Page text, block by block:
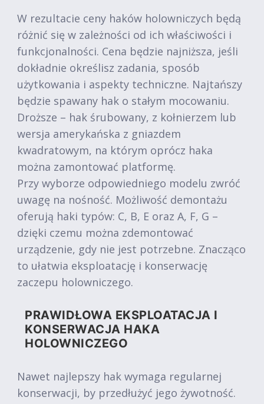
W rezultacie ceny haków holowniczych będą
różnić się w zależności od ich właściwości i
funkcjonalności. Cena będzie najniższa, jeśli
dokładnie określisz zadania, sposób
użytkowania i aspekty techniczne. Najtańszy
będzie spawany hak o stałym mocowaniu.
Droższe – hak śrubowany, z kołnierzem lub
wersja amerykańska z gniazdem
kwadratowym, na którym oprócz haka
można zamontować platformę.
Przy wyborze odpowiedniego modelu zwróć
uwagę na nośność. Możliwość demontażu
oferują haki typów: C, B, E oraz A, F, G –
dzięki czemu można zdemontować
urządzenie, gdy nie jest potrzebne. Znacząco
to ułatwia eksploatację i konserwację
zaczepu holowniczego.
PRAWIDŁOWA EKSPLOATACJA I
KONSERWACJA HAKA
HOLOWNICZEGO
Nawet najlepszy hak wymaga regularnej
konserwacji, by przedłużyć jego żywotność.